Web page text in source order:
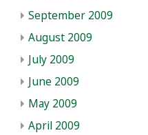
September 2009
August 2009
July 2009
June 2009
May 2009
April 2009